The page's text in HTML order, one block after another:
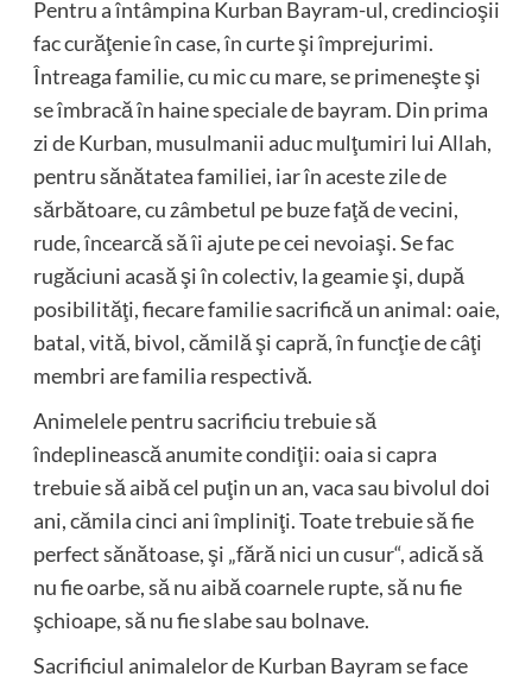
Pentru a întâmpina Kurban Bayram-ul, credincioşii
fac curăţenie în case, în curte şi împrejurimi.
Întreaga familie, cu mic cu mare, se primeneşte şi
se îmbracă în haine speciale de bayram. Din prima
zi de Kurban, musulmanii aduc mulţumiri lui Allah,
pentru sănătatea familiei, iar în aceste zile de
sărbătoare, cu zâmbetul pe buze faţă de vecini,
rude, încearcă să îi ajute pe cei nevoiaşi. Se fac
rugăciuni acasă şi în colectiv, la geamie şi, după
posibilităţi, fiecare familie sacrifică un animal: oaie,
batal, vită, bivol, cămilă şi capră, în funcţie de câţi
membri are familia respectivă.
Animelele pentru sacrificiu trebuie să
îndeplinească anumite condiţii: oaia si capra
trebuie să aibă cel puţin un an, vaca sau bivolul doi
ani, cămila cinci ani împliniţi. Toate trebuie să fie
perfect sănătoase, şi „fără nici un cusur“, adică să
nu fie oarbe, să nu aibă coarnele rupte, să nu fie
şchioape, să nu fie slabe sau bolnave.
Sacrificiul animalelor de Kurban Bayram se face